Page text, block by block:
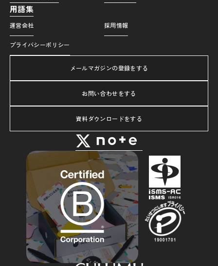
用語集
運営会社 採用情報
プライバシーポリシー
メールマガジンの登録をする
お問い合わせをする
資料ダウンロードをする